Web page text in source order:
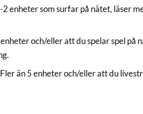
enheter som surfar på nätet, läser
och/eller att du spelar spel på
än 5 enheter och/eller att du